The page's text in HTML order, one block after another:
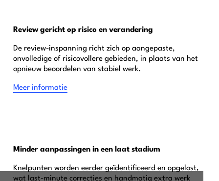
Review gericht op risico en verandering
De review-inspanning richt zich op aangepaste,
onvolledige of risicovollere gebieden, in plaats van het
opnieuw beoordelen van stabiel werk.
Meer informatie
Minder aanpassingen in een laat stadium
Knelpunten worden eerder geïdentificeerd en opgelost,
wat last-minute correcties en handmatig extra werk